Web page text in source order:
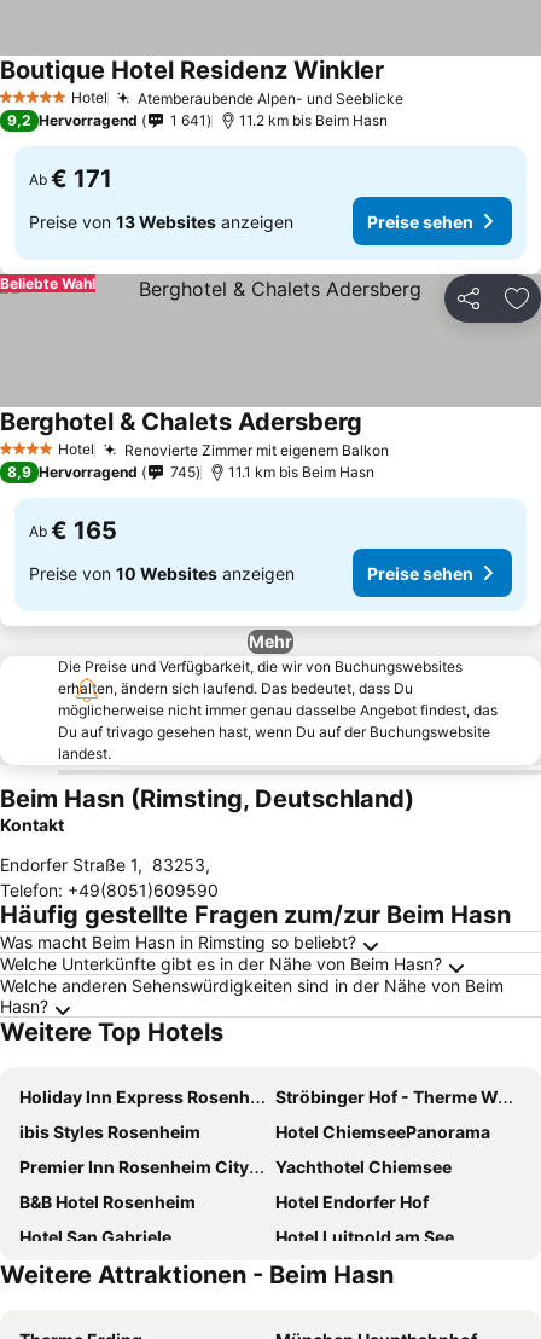
5 Sterne Hotel Atemberaubende Alpen- und Seeblicke
Boutique Hotel Residenz Winkler
9,2 Hervorragend 1 641 11.2 km bis Beim Hasn
Ab € 171
Preise von 13 Websites anzeigen Preise sehen
Teilen
Beliebte Wahl
4 Sterne Hotel Renovierte Zimmer mit eigenem Balkon
Berghotel & Chalets Adersberg
8,9 Hervorragend 745 11.1 km bis Beim Hasn
Ab € 165
Preise von 10 Websites anzeigen Preise sehen
Mehr
Die Preise und Verfügbarkeit, die wir von Buchungswebsites
erhalten, ändern sich laufend. Das bedeutet, dass Du
möglicherweise nicht immer genau dasselbe Angebot findest, das
Du auf trivago gesehen hast, wenn Du auf der Buchungswebsite
landest.
Beim Hasn (Rimsting, Deutschland)
Kontakt
Endorfer Straße 1, 83253,
Telefon: +49(8051)609590
Häufig gestellte Fragen zum/zur Beim Hasn
Was macht Beim Hasn in Rimsting so beliebt?
Welche Unterkünfte gibt es in der Nähe von Beim Hasn?
Welche anderen Sehenswürdigkeiten sind in der Nähe von Beim
Hasn?
Weitere Top Hotels
Holiday Inn Express Rosenheim By Ihg
Ströbinger Hof - Therme Wellness Resort
ibis Styles Rosenheim
Hotel ChiemseePanorama
Premier Inn Rosenheim City Lokhöfe
Yachthotel Chiemsee
B&B Hotel Rosenheim
Hotel Endorfer Hof
Hotel San Gabriele
Hotel Luitpold am See
Hotel Seeblick
Hotel Seeblick
Weitere Attraktionen - Beim Hasn